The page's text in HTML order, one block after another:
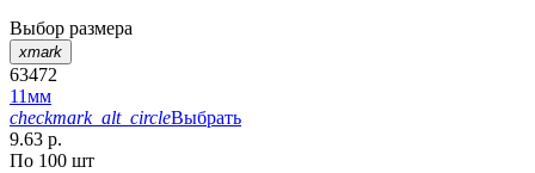
Выбор размера
xmark
63472
11мм
checkmark_alt_circleВыбрать
9.63 р.
По 100 шт